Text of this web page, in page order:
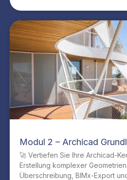
Modul 2 – Archicad
🚀 Vertiefen Sie Ihre Archicad-
Erstellung komplexer
Überschreibung, BIMx-Export